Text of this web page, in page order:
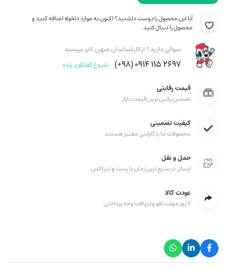
آیا این محصول را دوست داشتید؟ اکنون به موارد دلخواه اضافه کنید و
محصول را دنبال کنید.
سوالی دارید؟ از کارشناسان میهن تایر بپرسید
۲۶۹۷ ۱۱۵ ۰۹۱۴ (۹۸+) شروع گفتگوی زنده
قیمت رقابتی
تضمین پائین ترین قیمت بازار
کیفیت تضمینی
محصولات ما با گارانتی معتبر هستند
حمل و نقل
ارسال در سریع ترین زمان با پست و تیپاکس
عودت کالا
۷ روز مهلت لغو و دریافت وجه پرداختی